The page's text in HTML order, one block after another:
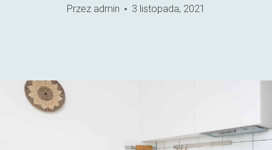
Przez admin 3 listopada, 2021